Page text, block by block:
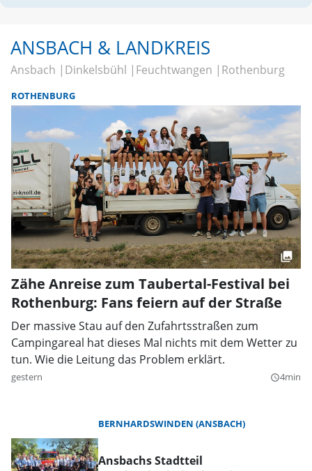
ANSBACH & LANDKREIS
Ansbach Dinkelsbühl Feuchtwangen Rothenburg
ROTHENBURG
Zähe Anreise zum Taubertal-Festival bei
Rothenburg: Fans feiern auf der Straße
Der massive Stau auf den Zufahrtsstraßen zum
Campingareal hat dieses Mal nichts mit dem Wetter zu
tun. Wie die Leitung das Problem erklärt.
gestern query_builder4min
BERNHARDSWINDEN (ANSBACH)
Ansbachs Stadtteil